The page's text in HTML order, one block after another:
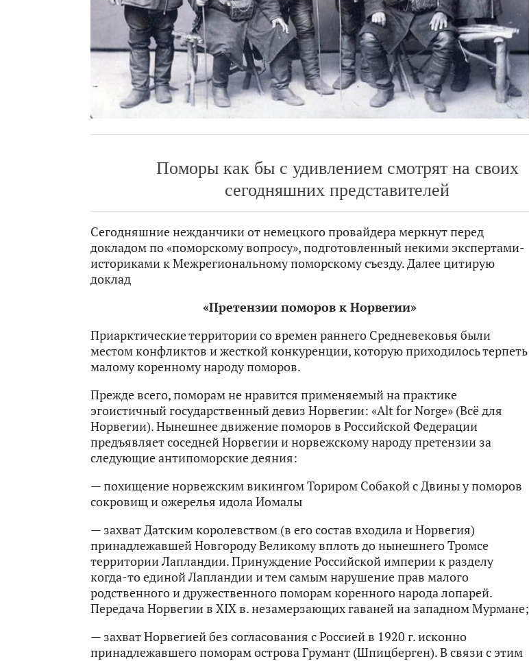
Поморы как бы с удивлением смотрят на своих
сегодняшних представителей
Сегодняшние нежданчики от немецкого провайдера меркнут перед
докладом по «поморскому вопросу», подготовленный некими экспертами-
историками к Межрегиональному поморскому съезду. Далее цитирую
доклад
«Претензии поморов к Норвегии»
Приарктические территории со времен раннего Средневековья были
местом конфликтов и жесткой конкуренции, которую приходилось терпеть
малому коренному народу поморов.
Прежде всего, поморам не нравится применяемый на практике
эгоистичный государственный девиз Норвегии: «Alt for Norge» (Всё для
Норвегии). Нынешнее движение поморов в Российской Федерации
предъявляет соседней Норвегии и норвежскому народу претензии за
следующие антипоморские деяния:
— похищение норвежским викингом Ториром Собакой с Двины у поморов
сокровищ и ожерелья идола Иомалы
— захват Датским королевством (в его состав входила и Норвегия)
принадлежавшей Новгороду Великому вплоть до нынешнего Тромсе
территории Лапландии. Принуждение Российской империи к разделу
когда-то единой Лапландии и тем самым нарушение прав малого
родственного и дружественного поморам коренного народа лопарей.
Передача Норвегии в XIX в. незамерзающих гаваней на западном Мурмане;
— захват Норвегией без согласования с Россией в 1920 г. исконно
принадлежавшего поморам острова Грумант (Шпицберген). В связи с этим